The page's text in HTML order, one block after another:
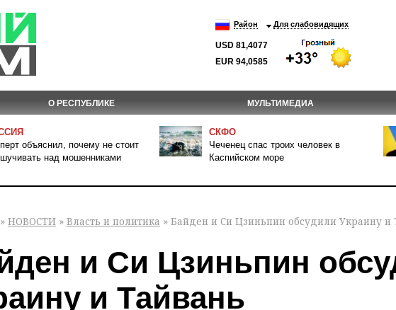
Район Для слабовидящих
USD 81,4077
EUR 94,0585
О РЕСПУБЛИКЕ МУЛЬТИМЕДИА
объяснил, почему не стоит
над мошенниками
СКФО
Чеченец спас троих человек в
Каспийском море
» НОВОСТИ » Власть и политика » Байден и Си Цзиньпин обсудили Украину и
и Си Цзиньпин
и Тайвань